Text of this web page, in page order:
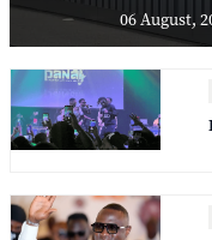
06 August,